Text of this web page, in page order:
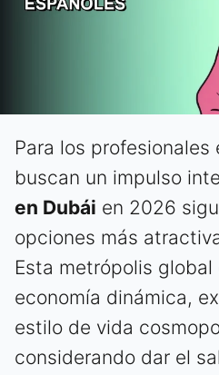
Para los profesionales
buscan un impulso
en Dubái en 2026
opciones más
Esta metrópolis global
economía dinámica,
estilo de vida
considerando dar el